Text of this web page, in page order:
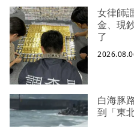
女律師
金、現
了
白海豚
到「東